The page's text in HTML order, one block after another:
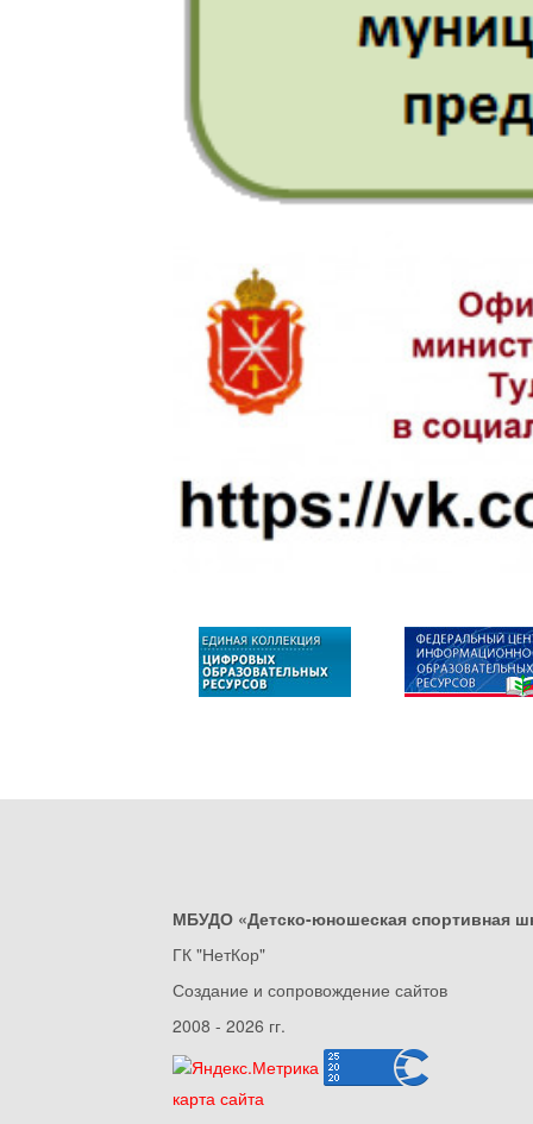
МБУДО «Детско-юношеская спортивная
ГК "НетКор"
Создание и сопровождение сайтов
2008 - 2026 гг.
карта сайта